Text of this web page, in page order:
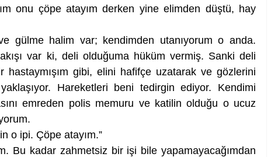
onu çöpe atayım derken yine elimden düştü, hay
gülme halim var; kendimden utanıyorum o anda.
var ki, deli olduğuma hüküm vermiş. Sanki deli
hastaymışım gibi, elini hafifçe uzatarak ve gözlerini
Hareketleri beni tedirgin ediyor. Kendimi
emreden polis memuru ve katilin olduğu o ucuz
o ipi. Çöpe atayım.”
Bu kadar zahmetsiz bir işi bile yapamayacağımdan